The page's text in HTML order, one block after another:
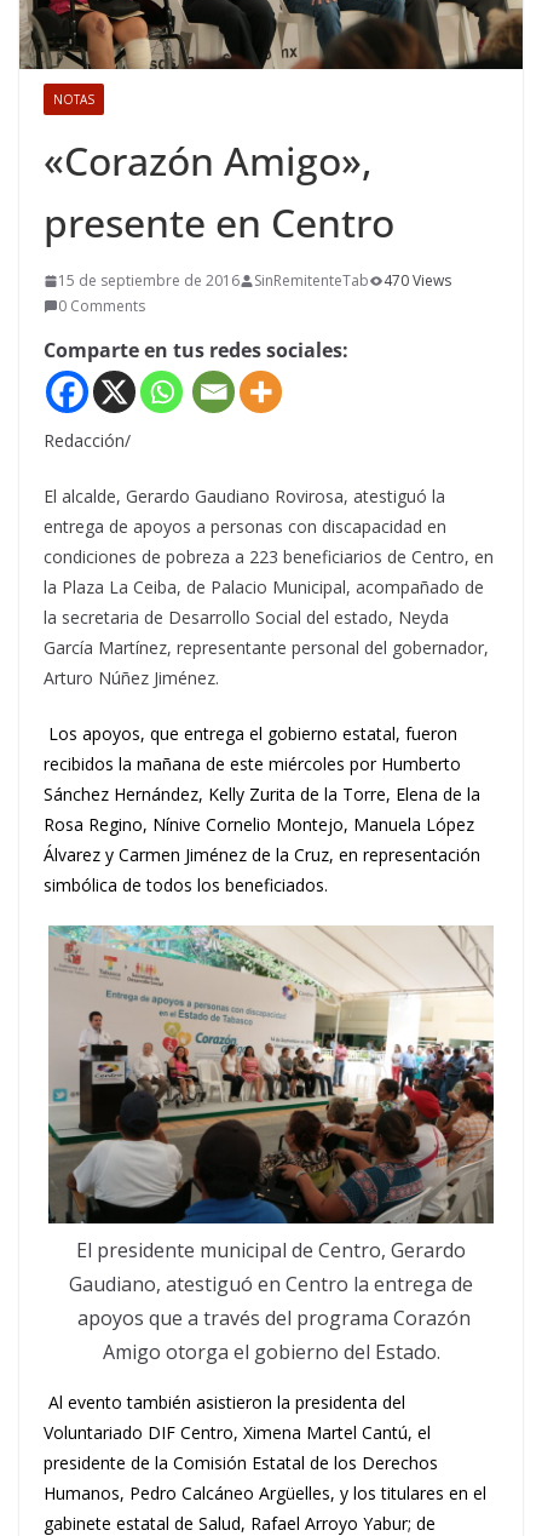
NOTAS
«Corazón Amigo»,
presente en Centro
15 de septiembre de 2016 SinRemitenteTab
470 Views
0 Comments
Comparte en tus redes sociales:
Redacción/
El alcalde, Gerardo Gaudiano Rovirosa, atestiguó la
entrega de apoyos a personas con discapacidad en
condiciones de pobreza a 223 beneficiarios de Centro, en
la Plaza La Ceiba, de Palacio Municipal, acompañado de
la secretaria de Desarrollo Social del estado, Neyda
García Martínez, representante personal del gobernador,
Arturo Núñez Jiménez.
Los apoyos, que entrega el gobierno estatal, fueron
recibidos la mañana de este miércoles por Humberto
Sánchez Hernández, Kelly Zurita de la Torre, Elena de la
Rosa Regino, Nínive Cornelio Montejo, Manuela López
Álvarez y Carmen Jiménez de la Cruz, en representación
simbólica de todos los beneficiados.
El presidente municipal de Centro, Gerardo
Gaudiano, atestiguó en Centro la entrega de
apoyos que a través del programa Corazón
Amigo otorga el gobierno del Estado.
Al evento también asistieron la presidenta del
Voluntariado DIF Centro, Ximena Martel Cantú, el
presidente de la Comisión Estatal de los Derechos
Humanos, Pedro Calcáneo Argüelles, y los titulares en el
gabinete estatal de Salud, Rafael Arroyo Yabur; de